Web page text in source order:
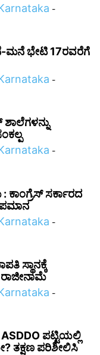
-
ಭೇಟಿ 17ರವರೆಗೆ
-
-
ಕಾಂಗ್ರೆಸ್ ಸರ್ಕಾರದ
-
ಸ್ಥಾನಕ್ಕೆ
-
ಪಟ್ಟಿಯಲ್ಲಿ
ತಕ್ಷಣ ಪರಿಶೀಲಿಸಿ